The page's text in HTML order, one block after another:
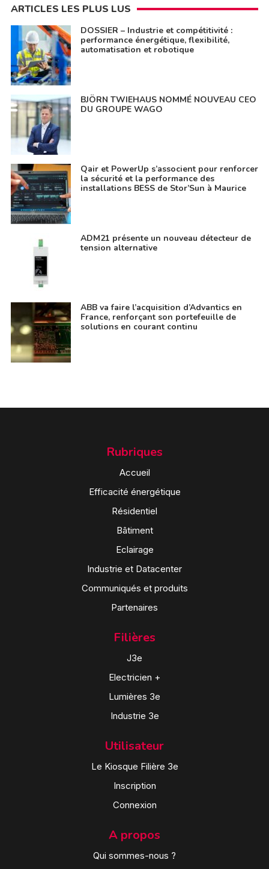
ARTICLES LES PLUS LUS
DOSSIER – Industrie et compétitivité :
performance énergétique, flexibilité,
automatisation et robotique
BJÖRN TWIEHAUS NOMMÉ NOUVEAU CEO
DU GROUPE WAGO
Qair et PowerUp s’associent pour renforcer
la sécurité et la performance des
installations BESS de Stor’Sun à Maurice
ADM21 présente un nouveau détecteur de
tension alternative
ABB va faire l’acquisition d’Advantics en
France, renforçant son portefeuille de
solutions en courant continu
Rubriques
Accueil
Efficacité énergétique
Résidentiel
Bâtiment
Eclairage
Industrie et Datacenter
Communiqués et produits
Partenaires
Filières
J3e
Electricien +
Lumières 3e
Industrie 3e
Utilisateur
Le Kiosque Filière 3e
Inscription
Connexion
A propos
Qui sommes-nous ?